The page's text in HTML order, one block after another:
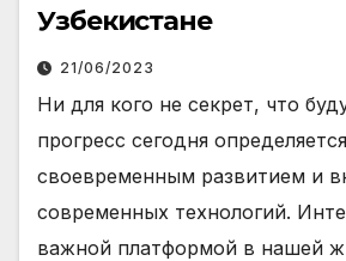
Узбекистане
21/06/2023
Ни для кого не секрет, что
прогресс сегодня определяется
своевременным развитием и
современных технологий.
важной платформой в нашей